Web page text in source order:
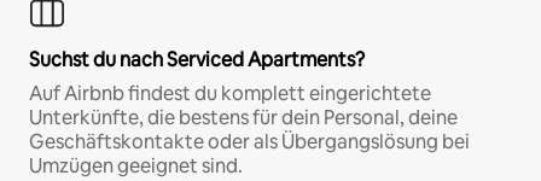
Suchst du nach Serviced Apartments?
Auf Airbnb findest du komplett eingerichtete
Unterkünfte, die bestens für dein Personal, deine
Geschäftskontakte oder als Übergangslösung bei
Umzügen geeignet sind.